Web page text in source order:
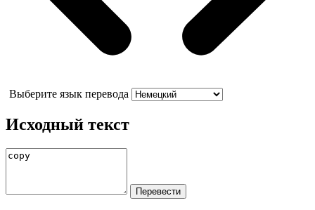
Выберите язык перевода
Исходный текст